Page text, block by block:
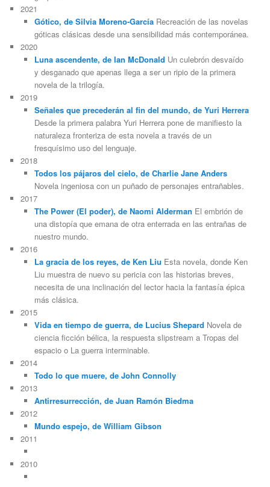
2021
Gótico, de Silvia Moreno-GarcíaRecreación de las novelas
góticas clásicas desde una sensibilidad más contemporánea.
2020
Luna ascendente, de Ian McDonald Un culebrón desvaído
y desganado que apenas llega a ser un ripio de la primera
novela de la trilogía.
2019
Señales que precederán al fin del mundo, de Yuri Herrera
Desde la primera palabra Yuri Herrera pone de manifiesto la
naturaleza fronteriza de esta novela a través de un
fresquísimo uso del lenguaje.
2018
Todos los pájaros del cielo, de Charlie Jane Anders
Novela ingeniosa con un puñado de personajes entrañables.
2017
The Power (El poder), de Naomi Alderman El embrión de
una distopía que emana de otra enterrada en las entrañas de
nuestro mundo.
2016
La gracia de los reyes, de Ken Liu Esta novela, donde Ken
Liu muestra de nuevo su pericia con las historias breves,
necesita de una inclinación del lector hacia la fantasía épica
más clásica.
2015
Vida en tiempo de guerra, de Lucius Shepard Novela de
ciencia ficción bélica, la respuesta slipstream a Tropas del
espacio o La guerra interminable.
2014
Todo lo que muere, de John Connolly
2013
Antirresurrección, de Juan Ramón Biedma
2012
Mundo espejo, de William Gibson
2011
2010